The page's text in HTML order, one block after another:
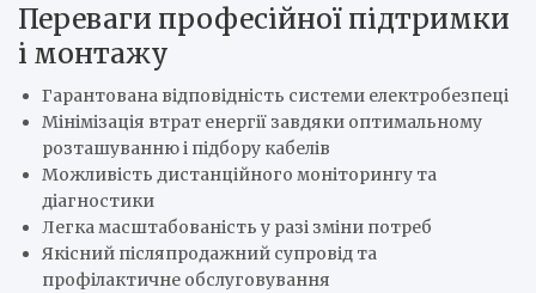
Переваги професійної підтримки
і монтажу
Гарантована відповідність системи електробезпеці
Мінімізація втрат енергії завдяки оптимальному
розташуванню і підбору кабелів
Можливість дистанційного моніторингу та
діагностики
Легка масштабованість у разі зміни потреб
Якісний післяпродажний супровід та
профілактичне обслуговування